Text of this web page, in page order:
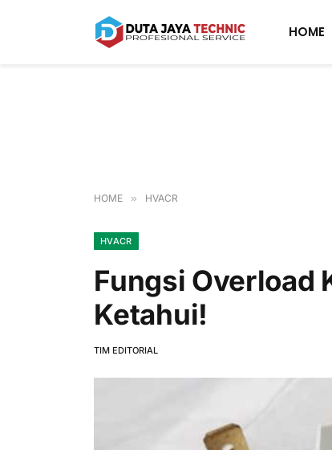
HOME
HOME » HVACR
HVACR
Fungsi Overload
Ketahui!
TIM EDITORIAL